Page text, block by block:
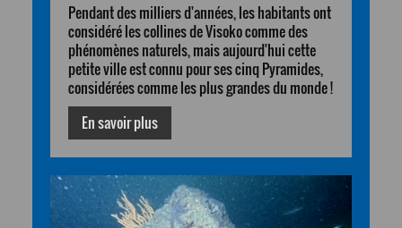
Pendant des milliers d'années, les habitants ont
considéré les collines de Visoko comme des
phénomènes naturels, mais aujourd'hui cette
petite ville est connu pour ses cinq Pyramides,
considérées comme les plus grandes du monde !
En savoir plus